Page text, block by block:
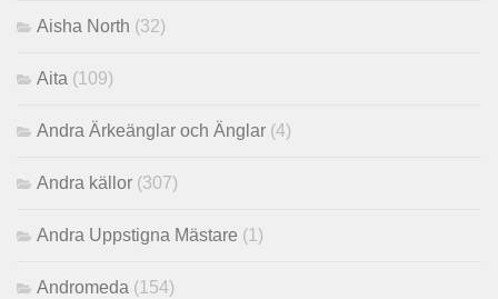
Aisha North (32)
Aita (109)
Andra Ärkeänglar och Änglar (4)
Andra källor (307)
Andra Uppstigna Mästare (1)
Andromeda (154)